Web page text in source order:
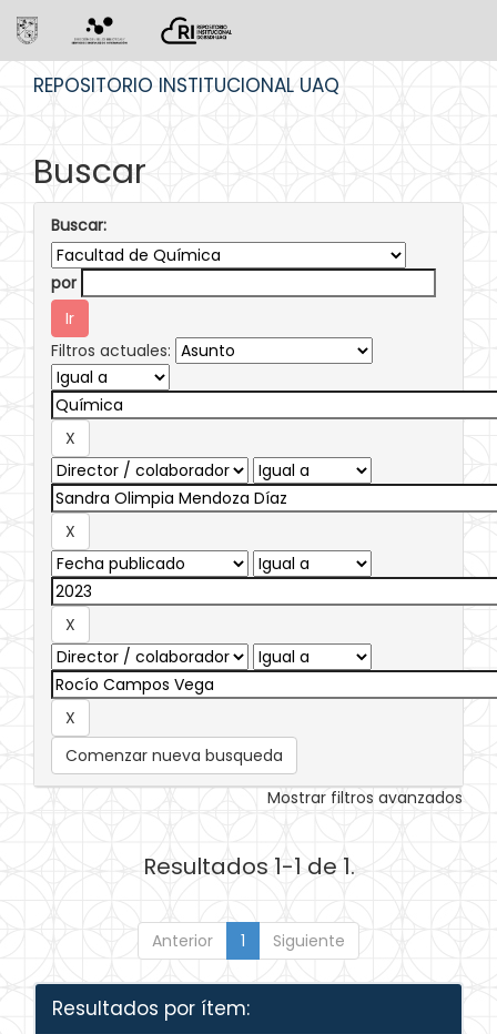
REPOSITORIO INSTITUCIONAL UAQ
Buscar
Buscar:
por
Filtros actuales:
Comenzar nueva busqueda
Mostrar filtros avanzados
Resultados 1-1 de 1.
Anterior 1 Siguiente
Resultados por ítem: